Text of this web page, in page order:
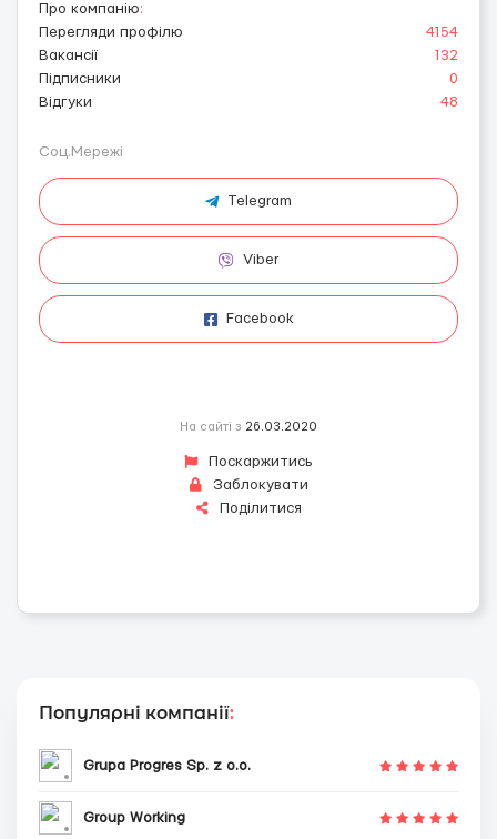
Про компанію:
Перегляди профілю
4154
Вакансії
132
Підписники
0
Відгуки
48
Соц.Мережі
Telegram
Viber
Facebook
На сайті з 26.03.2020
Поскаржитись
Заблокувати
Поділитися
Популярні компанії:
Grupa Progres Sp. z o.o.
Group Working